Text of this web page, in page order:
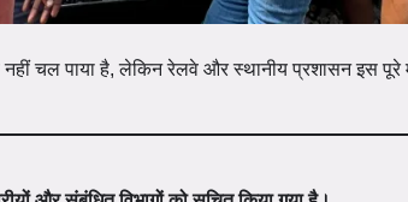
चल पाया है, लेकिन रेलवे और स्थानीय प्रशासन इस पूरे